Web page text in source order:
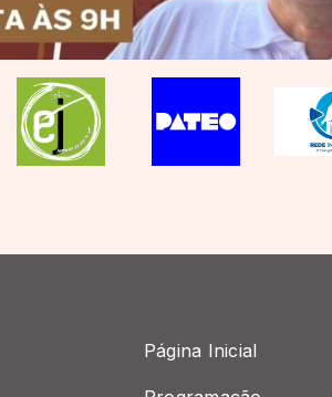
Página Inicial